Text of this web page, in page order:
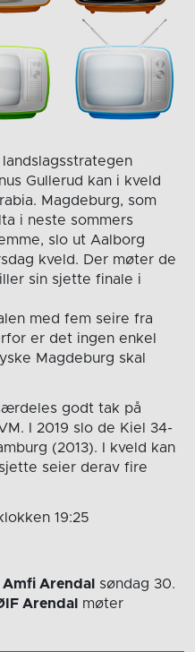
Gullerud kan i kveld
Magdeburg, som
i neste sommers
slo ut Aalborg
kveld. Der møter de
sin sjette finale i
med fem seire fra
er det ingen enkel
Magdeburg skal
godt tak på
I 2019 slo de Kiel 34-
(2013). I kveld kan
seier derav fire
19:25
Arendal
søndag 30.
Arendal
møter